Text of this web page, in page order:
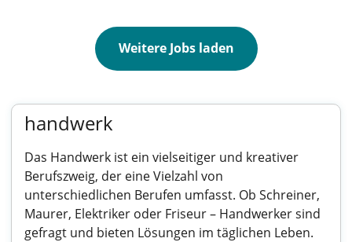
Weitere Jobs laden
handwerk
Das Handwerk ist ein vielseitiger und kreativer
Berufszweig, der eine Vielzahl von
unterschiedlichen Berufen umfasst. Ob Schreiner,
Maurer, Elektriker oder Friseur – Handwerker sind
gefragt und bieten Lösungen im täglichen Leben.